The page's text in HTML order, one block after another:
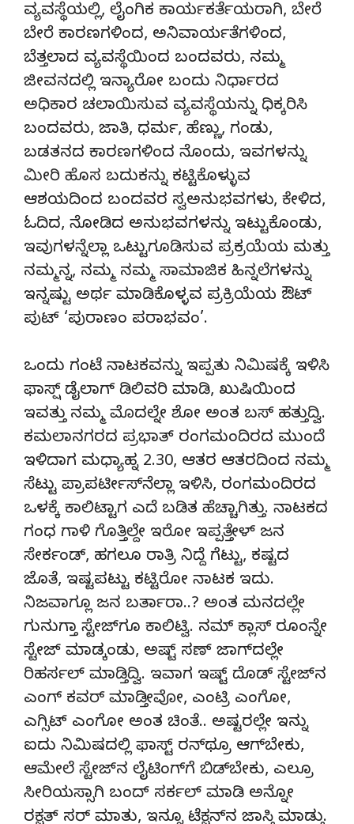
ವ್ಯವಸ್ಥೆಯಲ್ಲಿ, ಲೈಂಗಿಕ ಕಾರ್ಯಕರ್ತೆಯರಾಗಿ, ಬೇರೆ
ಬೇರೆ ಕಾರಣಗಳಿಂದ, ಅನಿವಾರ್ಯತೆಗಳಿಂದ,
ಬೆತ್ತಲಾದ ವ್ಯವಸ್ಥೆಯಿಂದ ಬಂದವರು, ನಮ್ಮ
ಜೀವನದಲ್ಲಿ ಇನ್ಯಾರೋ ಬಂದು ನಿರ್ಧಾರದ
ಅಧಿಕಾರ ಚಲಾಯಿಸುವ ವ್ಯವಸ್ಥೆಯನ್ನು ಧಿಕ್ಕರಿಸಿ
ಬಂದವರು, ಜಾತಿ, ಧರ್ಮ, ಹೆಣ್ಣು, ಗಂಡು,
ಬಡತನದ ಕಾರಣಗಳಿಂದ ನೊಂದು, ಇವಗಳನ್ನು
ಮೀರಿ ಹೊಸ ಬದುಕನ್ನು ಕಟ್ಟಿಕೊಳ್ಳುವ
ಆಶಯದಿಂದ ಬಂದವರ ಸ್ವಅನುಭವಗಳು, ಕೇಳಿದ,
ಓದಿದ, ನೋಡಿದ ಅನುಭವಗಳನ್ನು ಇಟ್ಟುಕೊಂಡು,
ಇವುಗಳನ್ನೆಲ್ಲಾ ಒಟ್ಟುಗೂಡಿಸುವ ಪ್ರಕ್ರಯೆಯ ಮತ್ತು
ನಮ್ಮನ್ನ, ನಮ್ಮ ನಮ್ಮ ಸಾಮಾಜಿಕ ಹಿನ್ನಲೆಗಳನ್ನು
ಇನ್ನಷ್ಟು ಅರ್ಥ ಮಾಡಿಕೊಳ್ಳವ ಪ್ರಕ್ರಿಯೆಯ ಔಟ್
ಪುಟ್ ‘ಪುರಾಣಂ ಪರಾಭವಂ’.
ಒಂದು ಗಂಟೆ ನಾಟಕವನ್ನು ಇಪ್ಪತು ನಿಮಿಷಕ್ಕೆ ಇಳಿಸಿ
ಫಾಸ್ಷ್ ಡೈಲಾಗ್ ಡಿಲಿವರಿ ಮಾಡಿ, ಖುಷಿಯಿಂದ
ಇವತ್ತು ನಮ್ಮ ಮೊದಲ್ನೇ ಶೋ ಅಂತ ಬಸ್ ಹತ್ತುದ್ವಿ.
ಕಮಲಾನಗರದ ಪ್ರಭಾತ್ ರಂಗಮಂದಿರದ ಮುಂದೆ
ಇಳಿದಾಗ ಮಧ್ಯಾಹ್ನ 2.30, ಆತರ ಆತರದಿಂದ ನಮ್ಮ
ಸೆಟ್ಟು ಪ್ರಾಪರ್ಟೀಸ್‍ನೆಲ್ಲಾ ಇಳಿಸಿ, ರಂಗಮಂದಿರದ
ಒಳಕ್ಕೆ ಕಾಲಿಟ್ಟಾಗ ಎದೆ ಬಡಿತ ಹೆಚ್ಚಾಗಿತ್ತು. ನಾಟಕದ
ಗಂಧ ಗಾಳಿ ಗೊತ್ತಿಲ್ದೇ ಇರೋ ಇಪ್ಪತ್ತೇಳ್ ಜನ
ಸೇರ್ಕಂಡ್, ಹಗಲೂ ರಾತ್ರಿ ನಿದ್ದೆ ಗೆಟ್ಟು, ಕಷ್ಟದ
ಜೊತೆ, ಇಷ್ಟಪಟ್ಟು ಕಟ್ಟಿರೋ ನಾಟಕ ಇದು.
ನಿಜವಾಗ್ಲೂ ಜನ ಬರ್ತಾರಾ..? ಅಂತ ಮನದಲ್ಲೇ
ಗುನುಗ್ತಾ ಸ್ಟೇಜ್‍ಗೂ ಕಾಲಿಟ್ವಿ. ನಮ್ ಕ್ಲಾಸ್ ರೂಂನ್ನೇ
ಸ್ಟೇಜ್ ಮಾಡ್ಕಂಡು, ಅಷ್ಟ್ ಸಣ್ ಜಾಗ್‍ದಲ್ಲೇ
ರಿಹರ್ಸಲ್ ಮಾಡ್ತಿದ್ವಿ. ಇವಾಗ ಇಷ್ಟ್ ದೊಡ್ ಸ್ಟೇಜ್‍ನ
ಎಂಗ್ ಕವರ್ ಮಾಡ್ತೀವೋ, ಎಂಟ್ರಿ ಎಂಗೋ,
ಎಗ್ಸಿಟ್ ಎಂಗೋ ಅಂತ ಚಿಂತೆ.. ಅಷ್ಟರಲ್ಲೇ ಇನ್ನು
ಐದು ನಿಮಿಷದಲ್ಲಿ ಫಾಸ್ಟ್ ರನ್‍ಥ್ರೂ ಆಗ್‍ಬೇಕು,
ಆಮೇಲೆ ಸ್ಟೇಜ್‍ನ ಲೈಟಿಂಗ್‍ಗೆ ಬಿಡ್‍ಬೇಕು, ಎಲ್ರೂ
ಸೀರಿಯಸ್ಸಾಗಿ ಬಂದ್ ಸರ್ಕಲ್ ಮಾಡಿ ಅನ್ನೋ
ರಕ್ಷತ್ ಸರ್ ಮಾತು, ಇನ್ನೂ ಟೆಕ್ಷನ್‍ನ ಜಾಸ್ತಿ ಮಾಡ್ತು.